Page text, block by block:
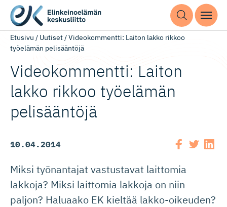
Etusivu / Uutiset/Videokommentti: Laiton lakko rikkoo
työelämän pelisääntöjä
Videokommentti: Laiton
lakko rikkoo työelämän
pelisääntöjä
10.04.2014
Miksi työnantajat vastustavat laittomia
lakkoja? Miksi laittomia lakkoja on niin
paljon? Haluaako EK kieltää lakko-oikeuden?